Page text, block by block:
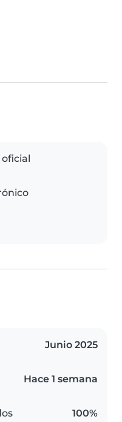
Junio 2025
Hace 1 semana
100%